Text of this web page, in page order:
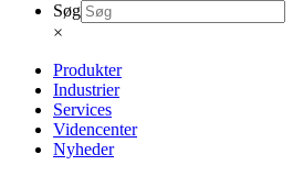
Søg
×
Produkter
Industrier
Services
Videncenter
Nyheder